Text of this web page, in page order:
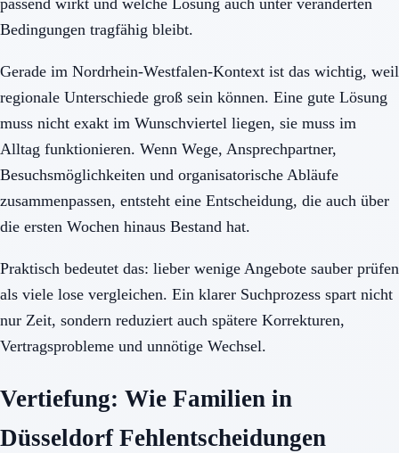
Bedingungen tragfähig bleibt.
Gerade im Nordrhein-Westfalen-Kontext ist das wichtig, weil
regionale Unterschiede groß sein können. Eine gute Lösung
muss nicht exakt im Wunschviertel liegen, sie muss im
Alltag funktionieren. Wenn Wege, Ansprechpartner,
Besuchsmöglichkeiten und organisatorische Abläufe
zusammenpassen, entsteht eine Entscheidung, die auch über
die ersten Wochen hinaus Bestand hat.
Praktisch bedeutet das: lieber wenige Angebote sauber prüfen
als viele lose vergleichen. Ein klarer Suchprozess spart nicht
nur Zeit, sondern reduziert auch spätere Korrekturen,
Vertragsprobleme und unnötige Wechsel.
Vertiefung: Wie Familien in
Düsseldorf Fehlentscheidungen